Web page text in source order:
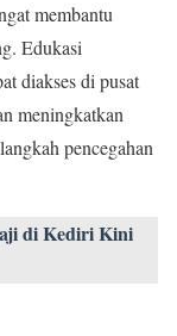
membantu
Edukasi
diakses di pusat
meningkatkan
pencegahan
di Kediri Kini